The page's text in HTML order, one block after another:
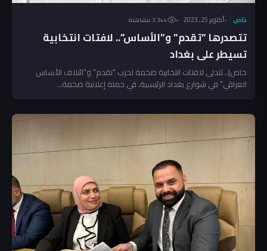
خاص أكتوبر 25, 2023 3٬344 مشاهدة
تتصدرها “تقدم” و”الأساس”.. لافتات انتخابية
تسيطر على بغداد
خاص|.. تتدلى لافتات انتخابية ضخمة لحزب “تقدم” و”ائتلاف الأساس
العراقي” في شوارع بغداد الرئيسية، في حملة إعلانية ضخمة...